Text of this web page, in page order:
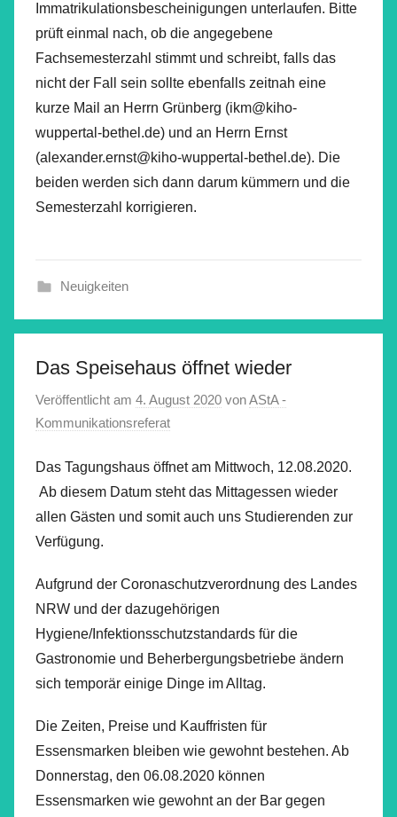
Immatrikulationsbescheinigungen unterlaufen. Bitte
prüft einmal nach, ob die angegebene
Fachsemesterzahl stimmt und schreibt, falls das
nicht der Fall sein sollte ebenfalls zeitnah eine
kurze Mail an Herrn Grünberg (ikm@kiho-
wuppertal-bethel.de) und an Herrn Ernst
(alexander.ernst@kiho-wuppertal-bethel.de). Die
beiden werden sich dann darum kümmern und die
Semesterzahl korrigieren.
Neuigkeiten
Das Speisehaus öffnet wieder
Veröffentlicht am 4. August 2020 vonAStA -
Kommunikationsreferat
Das Tagungshaus öffnet am Mittwoch, 12.08.2020.
Ab diesem Datum steht das Mittagessen wieder
allen Gästen und somit auch uns Studierenden zur
Verfügung.
Aufgrund der Coronaschutzverordnung des Landes
NRW und der dazugehörigen
Hygiene/Infektionsschutzstandards für die
Gastronomie und Beherbergungsbetriebe ändern
sich temporär einige Dinge im Alltag.
Die Zeiten, Preise und Kauffristen für
Essensmarken bleiben wie gewohnt bestehen. Ab
Donnerstag, den 06.08.2020 können
Essensmarken wie gewohnt an der Bar gegen